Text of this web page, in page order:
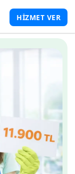
HİZMET VER